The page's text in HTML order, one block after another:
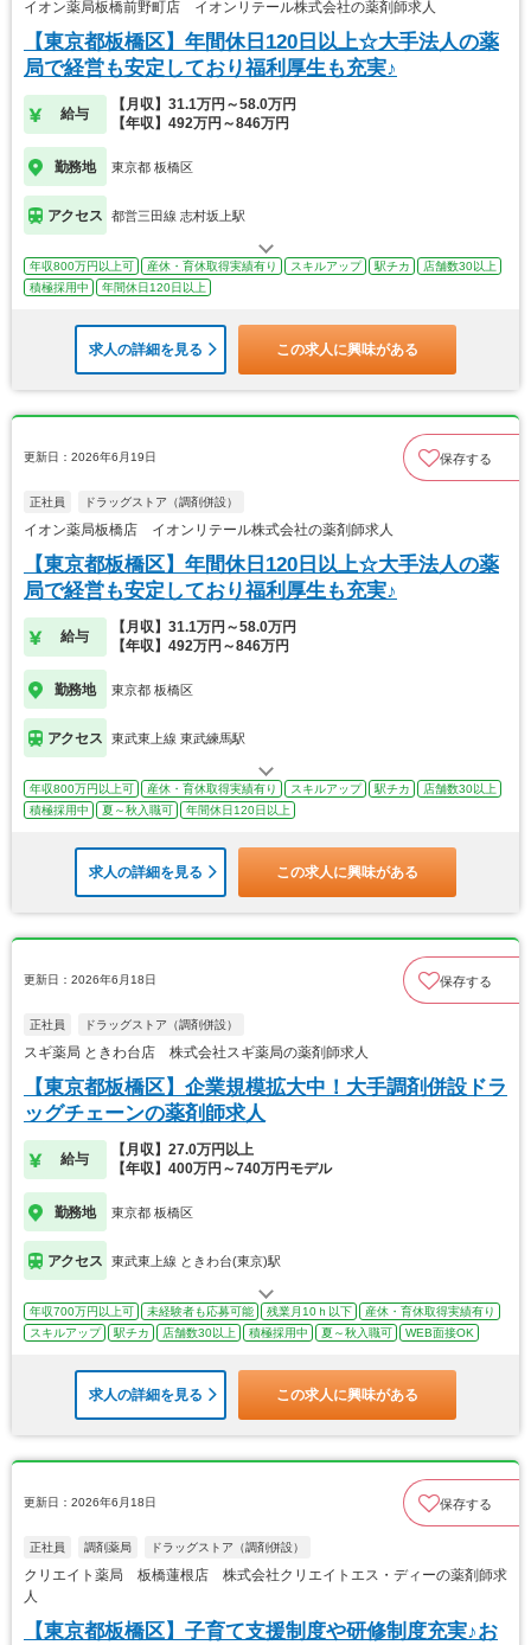
イオン薬局板橋前野町店 イオンリテール株式会社の薬剤師求人
【東京都板橋区】年間休日120日以上☆大手法人の薬
局で経営も安定しており福利厚生も充実♪
給与
【月収】31.1万円～58.0万円
【年収】492万円～846万円
勤務地 東京都 板橋区
アクセス 都営三田線 志村坂上駅
年収800万円以上可 産休・育休取得実績有り スキルアップ 駅チカ
店舗数30以上
積極採用中
年間休日120日以上
求人の詳細を見る この求人に興味がある
更新日：2026年6月19日 保存する
正社員 ドラッグストア（調剤併設）
イオン薬局板橋店 イオンリテール株式会社の薬剤師求人
【東京都板橋区】年間休日120日以上☆大手法人の薬
局で経営も安定しており福利厚生も充実♪
給与
【月収】31.1万円～58.0万円
【年収】492万円～846万円
勤務地 東京都 板橋区
アクセス 東武東上線 東武練馬駅
年収800万円以上可 産休・育休取得実績有り スキルアップ 駅チカ
店舗数30以上
積極採用中
夏～秋入職可 年間休日120日以上
求人の詳細を見る この求人に興味がある
更新日：2026年6月18日 保存する
正社員 ドラッグストア（調剤併設）
スギ薬局 ときわ台店 株式会社スギ薬局の薬剤師求人
【東京都板橋区】企業規模拡大中！大手調剤併設ドラ
ッグチェーンの薬剤師求人
給与
【月収】27.0万円以上
【年収】400万円～740万円モデル
勤務地 東京都 板橋区
アクセス 東武東上線 ときわ台(東京)駅
年収700万円以上可 未経験者も応募可能 残業月10ｈ以下
産休・育休取得実績有り
スキルアップ
駅チカ 店舗数30以上 積極採用中 夏～秋入職可 WEB面接OK
求人の詳細を見る この求人に興味がある
更新日：2026年6月18日 保存する
正社員 調剤薬局 ドラッグストア（調剤併設）
クリエイト薬局 板橋蓮根店 株式会社クリエイトエス・ディーの薬剤師求
人
【東京都板橋区】子育て支援制度や研修制度充実♪お